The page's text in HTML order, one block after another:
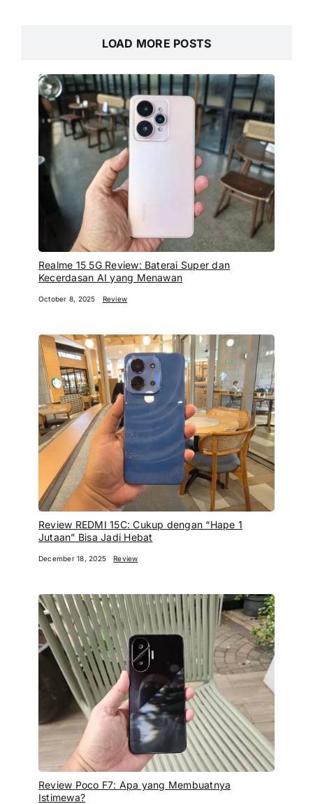
LOAD MORE POSTS
Realme 15 5G Review: Baterai Super dan
Kecerdasan AI yang Menawan
October 8, 2025 Review
Review REDMI 15C: Cukup dengan “Hape 1
Jutaan” Bisa Jadi Hebat
December 18, 2025 Review
Review Poco F7: Apa yang Membuatnya
Istimewa?